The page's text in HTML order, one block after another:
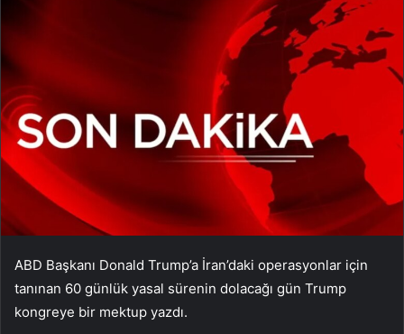
ABD Başkanı Donald Trump’a İran’daki operasyonlar için
tanınan 60 günlük yasal sürenin dolacağı gün Trump
kongreye bir mektup yazdı.